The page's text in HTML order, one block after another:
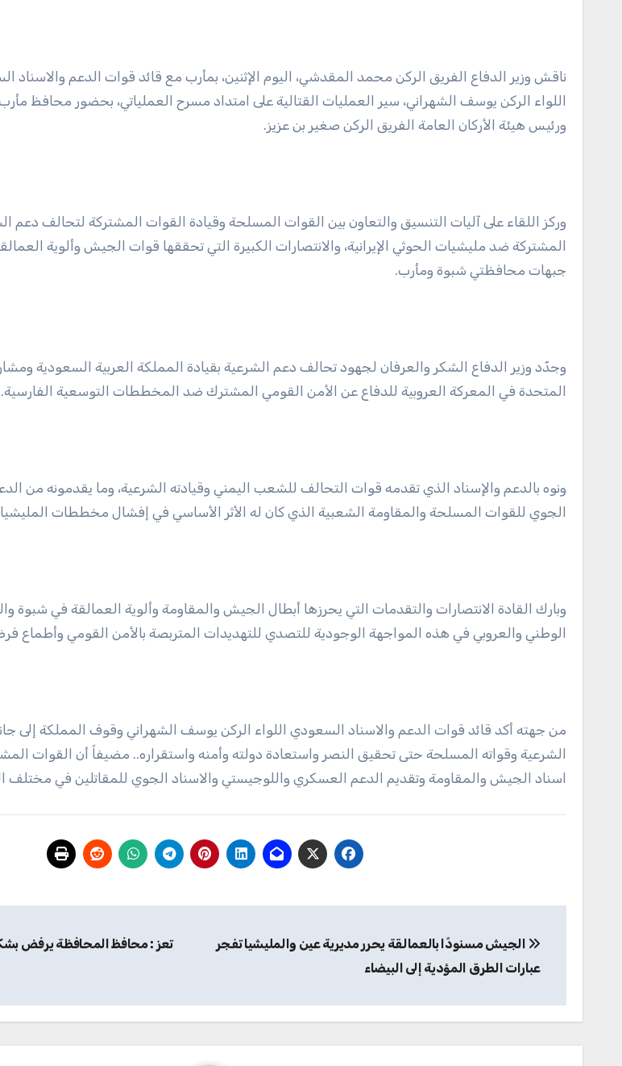
ناقش وزير الدفاع الفريق الركن محمد المقدشي، اليوم الإثنين، بمأرب مع قائد قوات الدعم والاسناد
اللواء الركن يوسف الشهراني، سير العمليات القتالية على امتداد مسرح العملياتي، بحضور محافظ
ورئيس هيئة الأركان العامة الفريق الركن صغير بن عزيز.
وركز اللقاء على آليات التنسيق والتعاون بين القوات المسلحة وقيادة القوات المشتركة لتحالف دعم
المشتركة ضد مليشيات الحوثي الإيرانية، والانتصارات الكبيرة التي تحققها قوات الجيش وألوية
جبهات محافظتي شبوة ومأرب.
وجدّد وزير الدفاع الشكر والعرفان لجهود تحالف دعم الشرعية بقيادة المملكة العربية السعودية
المتحدة في المعركة العروبية للدفاع عن الأمن القومي المشترك ضد المخططات التوسعية الفارسية.
ونوه بالدعم والإسناد الذي تقدمه قوات التحالف للشعب اليمني وقيادته الشرعية، وما يقدمونه من
الجوي للقوات المسلحة والمقاومة الشعبية الذي كان له الأثر الأساسي في إفشال مخططات
وبارك القادة الانتصارات والتقدمات التي يحرزها أبطال الجيش والمقاومة وألوية العمالقة في شبوة
الوطني والعروبي في هذه المواجهة الوجودية للتصدي للتهديدات المتربصة بالأمن القومي وأطماع
من جهته أكد قائد قوات الدعم والاسناد السعودي اللواء الركن يوسف الشهراني وقوف المملكة إلى
الشرعية وقواته المسلحة حتى تحقيق النصر واستعادة دولته وأمنه واستقراره.. مضيفاً أن القوات
اسناد الجيش والمقاومة وتقديم الدعم العسكري واللوجيستي والاسناد الجوي للمقاتلين في مختلف
المقالات
الجيش مسنودًا بالعمالقة يحرر مديرية عين والمليشيا تفجر
عبارات الطرق المؤدية إلى البيضاء
تعز : محافظ المحافظة يرفض